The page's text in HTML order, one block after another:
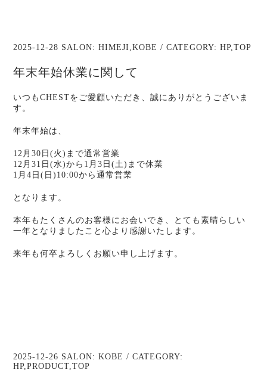
2025-12-28 SALON:HIMEJI ,KOBE / CATEGORY:HP,TOP
年末年始休業に関して
いつもCHESTをご愛顧いただき、誠にありがとうございま
す。
年末年始は、
12月30日(火)まで通常営業
12月31日(水)から1月3日(土)まで休業
1月4日(日)10:00から通常営業
となります。
本年もたくさんのお客様にお会いでき、とても素晴らしい
一年となりましたこと心より感謝いたします。
来年も何卒よろしくお願い申し上げます。
2025-12-26 SALON:KOBE / CATEGORY:
HP,PRODUCT ,TOP